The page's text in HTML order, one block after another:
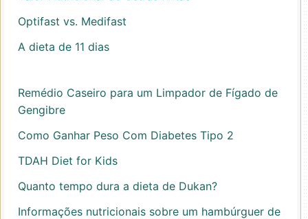
Optifast vs. Medifast
A dieta de 11 dias
Remédio Caseiro para um Limpador de Fígado de
Gengibre
Como Ganhar Peso Com Diabetes Tipo 2
TDAH Diet for Kids
Quanto tempo dura a dieta de Dukan?
Informações nutricionais sobre um hambúrguer de